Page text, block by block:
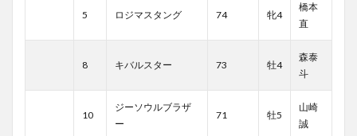
5 ロジマスタング 74 牝4
橋本
直
8 キバルスター 73 牡4
森泰
斗
10
ジーソウルブラザ
ー
71 牡5
山崎
誠